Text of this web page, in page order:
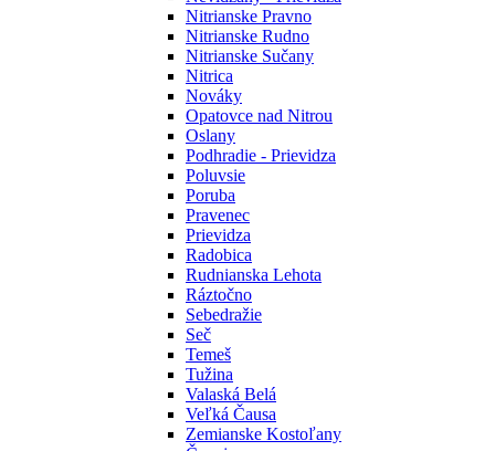
Nitrianske Pravno
Nitrianske Rudno
Nitrianske Sučany
Nitrica
Nováky
Opatovce nad Nitrou
Oslany
Podhradie - Prievidza
Poluvsie
Poruba
Pravenec
Prievidza
Radobica
Rudnianska Lehota
Ráztočno
Sebedražie
Seč
Temeš
Tužina
Valaská Belá
Veľká Čausa
Zemianske Kostoľany